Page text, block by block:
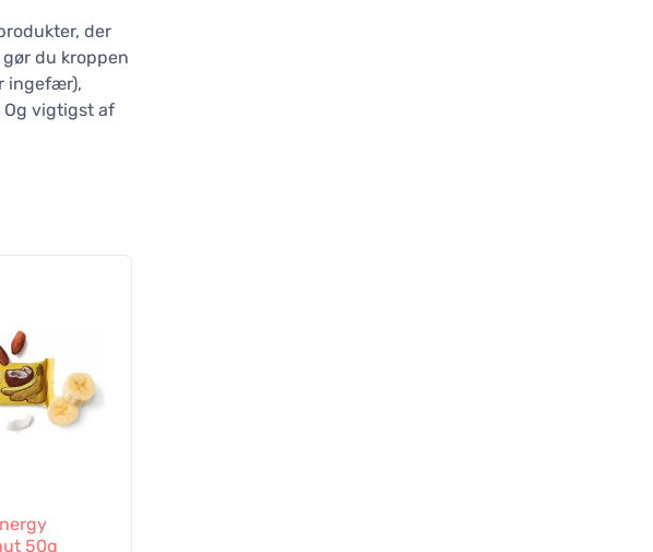
der
gør du kroppen
ingefær),
Og vigtigst af
50g